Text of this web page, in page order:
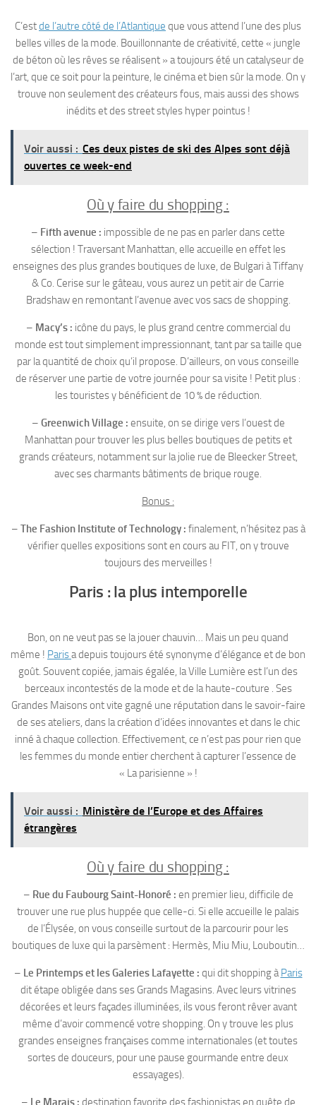
C’estde l’autre côté de l’Atlantique que vous attend l’une des plus
belles villes de la mode. Bouillonnante de créativité, cette « jungle
de béton où les rêves se réalisent » a toujours été un catalyseur de
l’art, que ce soit pour la peinture, le cinéma et bien sûr la mode. On y
trouve non seulement des créateurs fous, mais aussi des shows
inédits et des street styles hyper pointus !
Voir aussi : Ces deux pistes de ski des Alpes sont déjà
ouvertes ce week-end
Où y faire du shopping :
– Fifth avenue : impossible de ne pas en parler dans cette
sélection ! Traversant Manhattan, elle accueille en effet les
enseignes des plus grandes boutiques de luxe, de Bulgari à Tiffany
& Co. Cerise sur le gâteau, vous aurez un petit air de Carrie
Bradshaw en remontant l’avenue avec vos sacs de shopping.
– Macy’s : icône du pays, le plus grand centre commercial du
monde est tout simplement impressionnant, tant par sa taille que
par la quantité de choix qu’il propose. D’ailleurs, on vous conseille
de réserver une partie de votre journée pour sa visite ! Petit plus :
les touristes y bénéficient de 10 % de réduction.
– Greenwich Village : ensuite, on se dirige vers l’ouest de
Manhattan pour trouver les plus belles boutiques de petits et
grands créateurs, notamment sur la jolie rue de Bleecker Street,
avec ses charmants bâtiments de brique rouge.
Bonus :
– The Fashion Institute of Technology : finalement, n’hésitez pas à
vérifier quelles expositions sont en cours au FIT, on y trouve
toujours des merveilles !
Paris : la plus intemporelle
Bon, on ne veut pas se la jouer chauvin… Mais un peu quand
même ! Parisa depuis toujours été synonyme d’élégance et de bon
goût. Souvent copiée, jamais égalée, la Ville Lumière est l’un des
berceaux incontestés de la mode et de la haute-couture . Ses
Grandes Maisons ont vite gagné une réputation dans le savoir-faire
de ses ateliers, dans la création d’idées innovantes et dans le chic
inné à chaque collection. Effectivement, ce n’est pas pour rien que
les femmes du monde entier cherchent à capturer l’essence de
« La parisienne » !
Voir aussi : Ministère de l’Europe et des Affaires
étrangères
Où y faire du shopping :
– Rue du Faubourg Saint-Honoré : en premier lieu, difficile de
trouver une rue plus huppée que celle-ci. Si elle accueille le palais
de l’Élysée, on vous conseille surtout de la parcourir pour les
boutiques de luxe qui la parsèment : Hermès, Miu Miu, Louboutin…
– Le Printemps et les Galeries Lafayette : qui dit shopping àParis
dit étape obligée dans ses Grands Magasins. Avec leurs vitrines
décorées et leurs façades illuminées, ils vous feront rêver avant
même d’avoir commencé votre shopping. On y trouve les plus
grandes enseignes françaises comme internationales (et toutes
sortes de douceurs, pour une pause gourmande entre deux
essayages).
– Le Marais : destination favorite des fashionistas en quête de